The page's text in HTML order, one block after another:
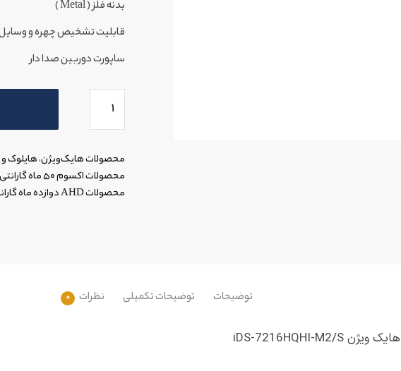
بدنه فلز ( Metal )
قابلیت تشخیص چهره و وسایل
ساپورت دوربین صدا دار
محصولات هایک‌ویژن، هایلوک و داهوا ۲۴
محصولات اکسوم ۵۰ ماه گارانتی
محصولات AHD دوازده ماه گارانتی
توضیحات توضیحات تکمیلی نظرات 0